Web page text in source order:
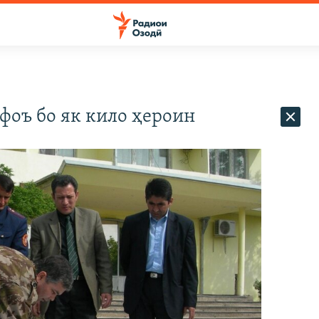
бо як кило ҳероин